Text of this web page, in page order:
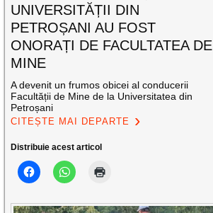
UNIVERSITĂȚII DIN
PETROȘANI AU FOST
ONORAȚI DE FACULTATEA DE
MINE
A devenit un frumos obicei al conducerii
Facultății de Mine de la Universitatea din
Petroșani
CITEȘTE MAI DEPARTE
Distribuie acest articol